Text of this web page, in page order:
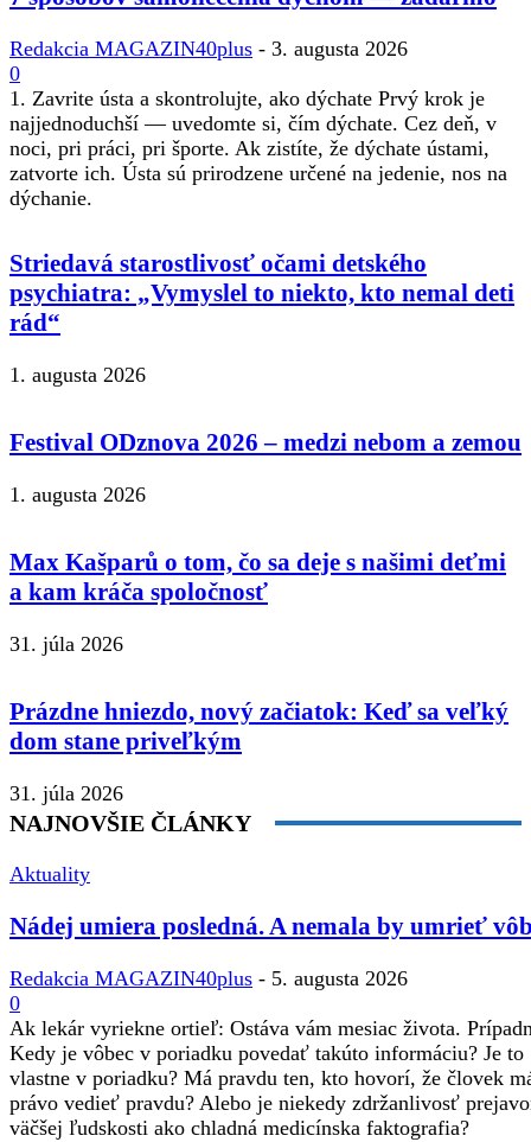
Redakcia MAGAZIN40plus - 3. augusta 2026
0
1. Zavrite ústa a skontrolujte, ako dýchate Prvý krok je
najjednoduchší — uvedomte si, čím dýchate. Cez deň, v
noci, pri práci, pri športe. Ak zistíte, že dýchate ústami,
zatvorte ich. Ústa sú prirodzene určené na jedenie, nos na
dýchanie.
Striedavá starostlivosť očami detského
psychiatra: „Vymyslel to niekto, kto nemal deti
rád“
1. augusta 2026
Festival ODznova 2026 – medzi nebom a zemou
1. augusta 2026
Max Kašparů o tom, čo sa deje s našimi deťmi
a kam kráča spoločnosť
31. júla 2026
Prázdne hniezdo, nový začiatok: Keď sa veľký
dom stane priveľkým
31. júla 2026
NAJNOVŠIE ČLÁNKY
Aktuality
Nádej umiera posledná. A nemala by umrieť
Redakcia MAGAZIN40plus - 5. augusta 2026
0
Ak lekár vyriekne ortieľ: Ostáva vám mesiac života.
Kedy je vôbec v poriadku povedať takúto informáciu? Je to
vlastne v poriadku? Má pravdu ten, kto hovorí, že človek
právo vedieť pravdu? Alebo je niekedy zdržanlivosť
väčšej ľudskosti ako chladná medicínska faktografia?